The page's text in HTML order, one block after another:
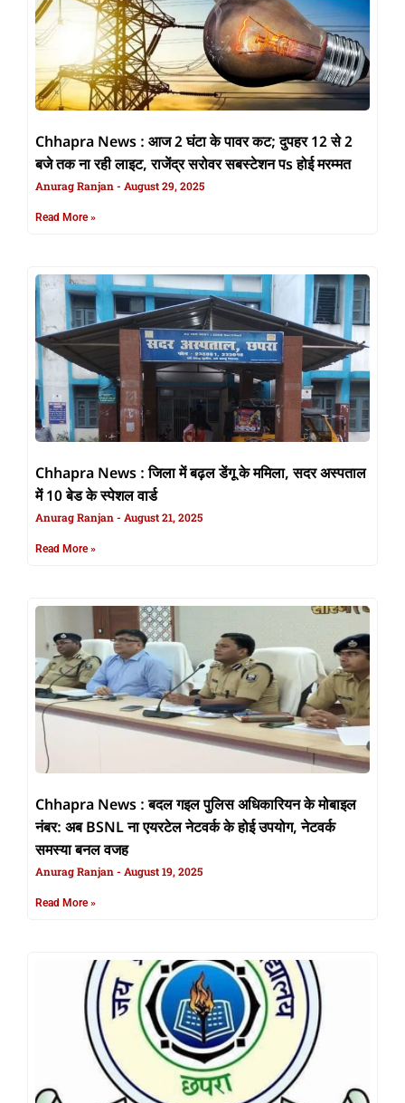
Chhapra News : आज 2 घंटा के पावर कट; दुपहर 12 से 2
बजे तक ना रही लाइट, राजेंद्र सरोवर सबस्टेशन पs होई मरम्मत
Anurag Ranjan August 29, 2025
Read More »
Chhapra News : जिला में बढ़ल डेंगू के ममिला, सदर अस्पताल
में 10 बेड के स्पेशल वार्ड
Anurag Ranjan August 21, 2025
Read More »
Chhapra News : बदल गइल पुलिस अधिकारियन के मोबाइल
नंबर: अब BSNL ना एयरटेल नेटवर्क के होई उपयोग, नेटवर्क
समस्या बनल वजह
Anurag Ranjan August 19, 2025
Read More »